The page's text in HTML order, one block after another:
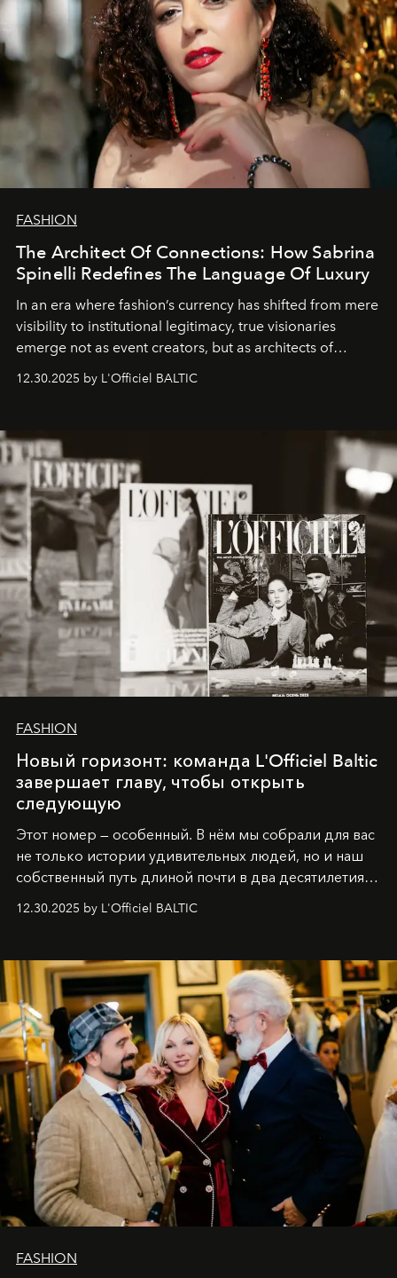
FASHION
The Architect Of Connections: How Sabrina
Spinelli Redefines The Language Of Luxury
In an era where fashion’s currency has shifted from mere
visibility to institutional legitimacy, true visionaries
emerge not as event creators, but as architects of
brand strategist with three decades of mastery in luxury,
framework where creativity, commerce, and culture
converge with surgical precision.
12.30.2025 by L'Officiel BALTIC
FASHION
Новый горизонт: команда L'Officiel Baltic
завершает главу, чтобы открыть
следующую
Этот номер — особенный. В нём мы собрали для вас
не только истории удивительных людей, но и наш
собственный путь длиной почти в два десятилетия.
души говорим спасибо каждому, кто был с нами все
самыми искренними пожеланиями и теплом, ваша
командаL’Officiel Baltic .
12.30.2025 by L'Officiel BALTIC
FASHION